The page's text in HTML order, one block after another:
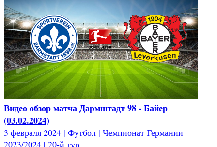
Видео обзор матча Дармштадт 98 - Байер
(03.02.2024)
3 февраля 2024 | Футбол | Чемпионат Германии
2023/2024 | 20-й тур...